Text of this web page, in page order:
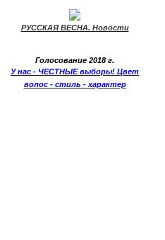
РУССКАЯ ВЕСНА. Новости
Голосование 2018 г.
У нас - ЧЕСТНЫЕ выборы! Цвет
волос - стиль - характер